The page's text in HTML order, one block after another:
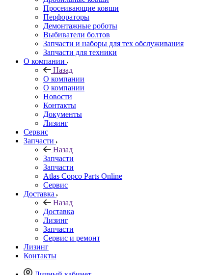
Просеивающие ковши
Перфораторы
Демонтажные роботы
Выбиватели болтов
Запчасти и наборы для тех обслуживания
Запчасти для техники
О компании
Назад
О компании
О компании
Новости
Контакты
Документы
Лизинг
Сервис
Запчасти
Назад
Запчасти
Запчасти
Atlas Copco Parts Online
Сервис
Доставка
Назад
Доставка
Лизинг
Запчасти
Сервис и ремонт
Лизинг
Контакты